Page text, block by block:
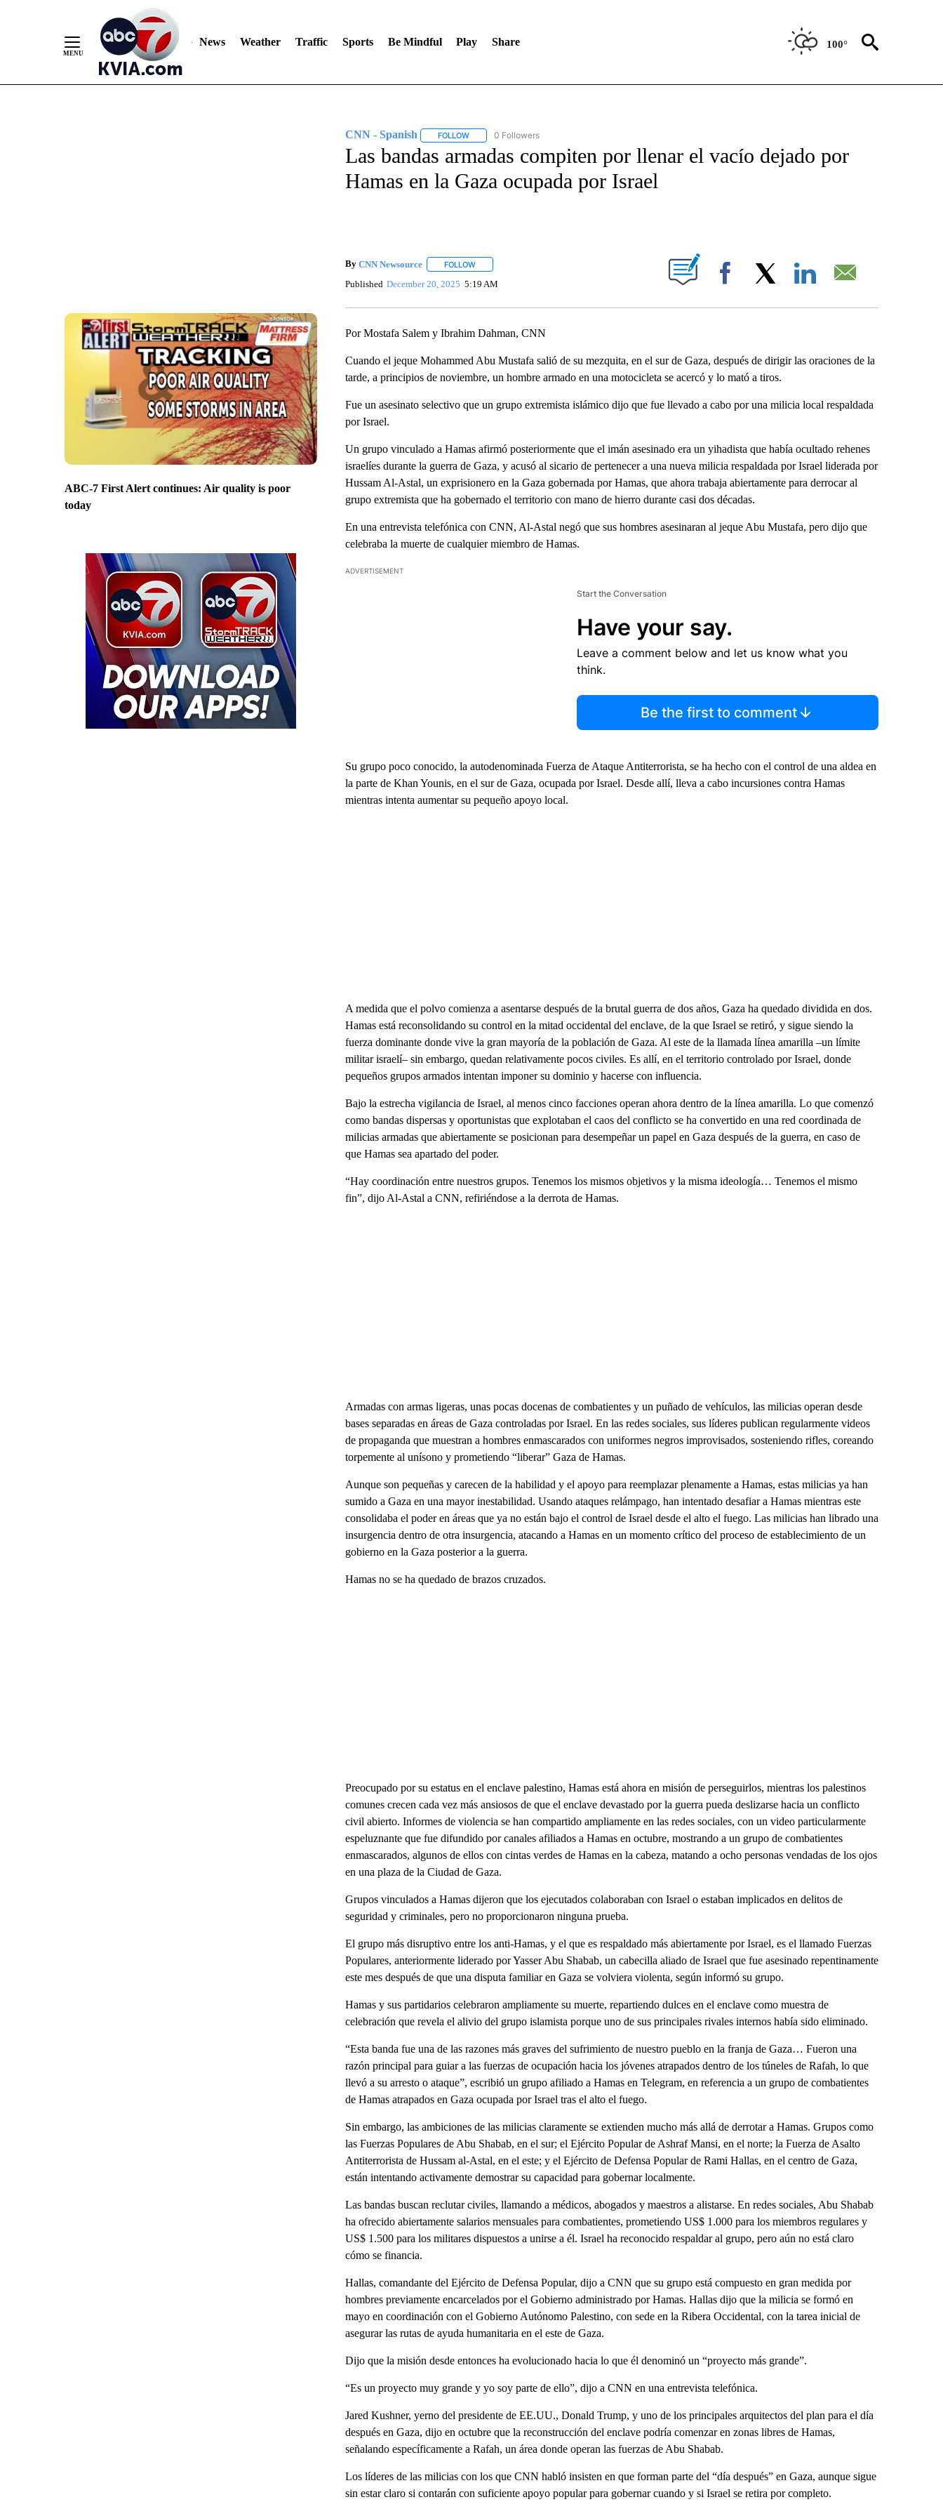
News Weather Traffic Sports Be Mindful Play Share 100°
ABC-7 First Alert continues: Air quality is poor
today
CNN - Spanish FOLLOWFOLLOW "CNN - SPANISH" TO RECEIVE NOTIFICATIONS ABOUT NEW PAGES ON "CNN - SPANISH".
0 Followers
Las bandas armadas compiten por llenar el vacío dejado por
Hamas en la Gaza ocupada por Israel
By CNN Newsource FOLLOWFOLLOW "" TO RECEIVE NOTIFICATIONS ABOUT NEW PAGES ON "".
Published December 20, 2025 5:19 AM Facebook
Por Mostafa Salem y Ibrahim Dahman, CNN
Cuando el jeque Mohammed Abu Mustafa salió de su mezquita, en el sur de Gaza, después de dirigir las oraciones de la
tarde, a principios de noviembre, un hombre armado en una motocicleta se acercó y lo mató a tiros.
Fue un asesinato selectivo que un grupo extremista islámico dijo que fue llevado a cabo por una milicia local respaldada
por Israel.
Un grupo vinculado a Hamas afirmó posteriormente que el imán asesinado era un yihadista que había ocultado rehenes
israelíes durante la guerra de Gaza, y acusó al sicario de pertenecer a una nueva milicia respaldada por Israel liderada por
Hussam Al-Astal, un exprisionero en la Gaza gobernada por Hamas, que ahora trabaja abiertamente para derrocar al
grupo extremista que ha gobernado el territorio con mano de hierro durante casi dos décadas.
En una entrevista telefónica con CNN, Al-Astal negó que sus hombres asesinaran al jeque Abu Mustafa, pero dijo que
celebraba la muerte de cualquier miembro de Hamas.
ADVERTISEMENT
Start the Conversation
Have your say.
Leave a comment below and let us know what you
think.
Be the first to comment
Su grupo poco conocido, la autodenominada Fuerza de Ataque Antiterrorista, se ha hecho con el control de una aldea en
la parte de Khan Younis, en el sur de Gaza, ocupada por Israel. Desde allí, lleva a cabo incursiones contra Hamas
mientras intenta aumentar su pequeño apoyo local.
A medida que el polvo comienza a asentarse después de la brutal guerra de dos años, Gaza ha quedado dividida en dos.
Hamas está reconsolidando su control en la mitad occidental del enclave, de la que Israel se retiró, y sigue siendo la
fuerza dominante donde vive la gran mayoría de la población de Gaza. Al este de la llamada línea amarilla –un límite
militar israelí– sin embargo, quedan relativamente pocos civiles. Es allí, en el territorio controlado por Israel, donde
pequeños grupos armados intentan imponer su dominio y hacerse con influencia.
Bajo la estrecha vigilancia de Israel, al menos cinco facciones operan ahora dentro de la línea amarilla. Lo que comenzó
como bandas dispersas y oportunistas que explotaban el caos del conflicto se ha convertido en una red coordinada de
milicias armadas que abiertamente se posicionan para desempeñar un papel en Gaza después de la guerra, en caso de
que Hamas sea apartado del poder.
“Hay coordinación entre nuestros grupos. Tenemos los mismos objetivos y la misma ideología… Tenemos el mismo
fin”, dijo Al-Astal a CNN, refiriéndose a la derrota de Hamas.
Armadas con armas ligeras, unas pocas docenas de combatientes y un puñado de vehículos, las milicias operan desde
bases separadas en áreas de Gaza controladas por Israel. En las redes sociales, sus líderes publican regularmente videos
de propaganda que muestran a hombres enmascarados con uniformes negros improvisados, sosteniendo rifles, coreando
torpemente al unísono y prometiendo “liberar” Gaza de Hamas.
Aunque son pequeñas y carecen de la habilidad y el apoyo para reemplazar plenamente a Hamas, estas milicias ya han
sumido a Gaza en una mayor inestabilidad. Usando ataques relámpago, han intentado desafiar a Hamas mientras este
consolidaba el poder en áreas que ya no están bajo el control de Israel desde el alto el fuego. Las milicias han librado una
insurgencia dentro de otra insurgencia, atacando a Hamas en un momento crítico del proceso de establecimiento de un
gobierno en la Gaza posterior a la guerra.
Hamas no se ha quedado de brazos cruzados.
Preocupado por su estatus en el enclave palestino, Hamas está ahora en misión de perseguirlos, mientras los palestinos
comunes crecen cada vez más ansiosos de que el enclave devastado por la guerra pueda deslizarse hacia un conflicto
civil abierto. Informes de violencia se han compartido ampliamente en las redes sociales, con un video particularmente
espeluznante que fue difundido por canales afiliados a Hamas en octubre, mostrando a un grupo de combatientes
enmascarados, algunos de ellos con cintas verdes de Hamas en la cabeza, matando a ocho personas vendadas de los ojos
en una plaza de la Ciudad de Gaza.
Grupos vinculados a Hamas dijeron que los ejecutados colaboraban con Israel o estaban implicados en delitos de
seguridad y criminales, pero no proporcionaron ninguna prueba.
El grupo más disruptivo entre los anti-Hamas, y el que es respaldado más abiertamente por Israel, es el llamado Fuerzas
Populares, anteriormente liderado por Yasser Abu Shabab, un cabecilla aliado de Israel que fue asesinado repentinamente
este mes después de que una disputa familiar en Gaza se volviera violenta, según informó su grupo.
Hamas y sus partidarios celebraron ampliamente su muerte, repartiendo dulces en el enclave como muestra de
celebración que revela el alivio del grupo islamista porque uno de sus principales rivales internos había sido eliminado.
“Esta banda fue una de las razones más graves del sufrimiento de nuestro pueblo en la franja de Gaza… Fueron una
razón principal para guiar a las fuerzas de ocupación hacia los jóvenes atrapados dentro de los túneles de Rafah, lo que
llevó a su arresto o ataque”, escribió un grupo afiliado a Hamas en Telegram, en referencia a un grupo de combatientes
de Hamas atrapados en Gaza ocupada por Israel tras el alto el fuego.
Sin embargo, las ambiciones de las milicias claramente se extienden mucho más allá de derrotar a Hamas. Grupos como
las Fuerzas Populares de Abu Shabab, en el sur; el Ejército Popular de Ashraf Mansi, en el norte; la Fuerza de Asalto
Antiterrorista de Hussam al-Astal, en el este; y el Ejército de Defensa Popular de Rami Hallas, en el centro de Gaza,
están intentando activamente demostrar su capacidad para gobernar localmente.
Las bandas buscan reclutar civiles, llamando a médicos, abogados y maestros a alistarse. En redes sociales, Abu Shabab
ha ofrecido abiertamente salarios mensuales para combatientes, prometiendo US$ 1.000 para los miembros regulares y
US$ 1.500 para los militares dispuestos a unirse a él. Israel ha reconocido respaldar al grupo, pero aún no está claro
cómo se financia.
Hallas, comandante del Ejército de Defensa Popular, dijo a CNN que su grupo está compuesto en gran medida por
hombres previamente encarcelados por el Gobierno administrado por Hamas. Hallas dijo que la milicia se formó en
mayo en coordinación con el Gobierno Autónomo Palestino, con sede en la Ribera Occidental, con la tarea inicial de
asegurar las rutas de ayuda humanitaria en el este de Gaza.
Dijo que la misión desde entonces ha evolucionado hacia lo que él denominó un “proyecto más grande”.
“Es un proyecto muy grande y yo soy parte de ello”, dijo a CNN en una entrevista telefónica.
Jared Kushner, yerno del presidente de EE.UU., Donald Trump, y uno de los principales arquitectos del plan para el día
después en Gaza, dijo en octubre que la reconstrucción del enclave podría comenzar en zonas libres de Hamas,
señalando específicamente a Rafah, un área donde operan las fuerzas de Abu Shabab.
Los líderes de las milicias con los que CNN habló insisten en que forman parte del “día después” en Gaza, aunque sigue
sin estar claro si contarán con suficiente apoyo popular para gobernar cuando y si Israel se retira por completo.